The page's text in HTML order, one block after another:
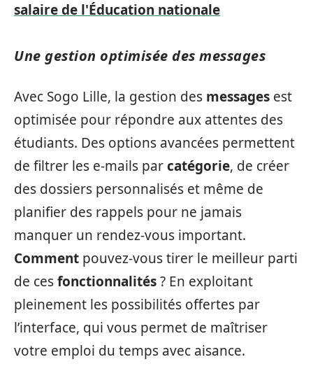
salaire de l'Éducation nationale
Une gestion optimisée des messages
Avec Sogo Lille, la gestion des messages est
optimisée pour répondre aux attentes des
étudiants. Des options avancées permettent
de filtrer les e-mails parcatégorie, de créer
des dossiers personnalisés et même de
planifier des rappels pour ne jamais
manquer un rendez-vous important.
Comment pouvez-vous tirer le meilleur parti
de cesfonctionnalités? En exploitant
pleinement les possibilités offertes par
l’interface, qui vous permet de maîtriser
votre emploi du temps avec aisance.